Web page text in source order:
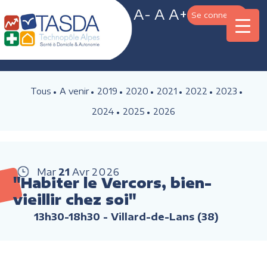
A- A A+ Se connecter
Tous A venir 2019 2020 2021 2022
2023
2024
2025 2026
Mar 21 Avr 2026
"Habiter le Vercors, bien-
vieillir chez soi"
13h30-18h30 - Villard-de-Lans (38)